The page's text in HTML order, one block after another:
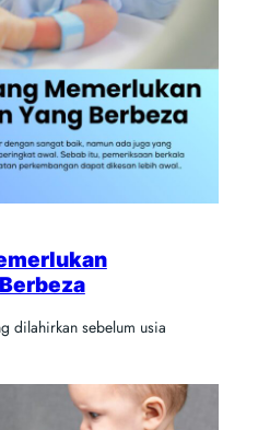
dilahirkan sebelum usia